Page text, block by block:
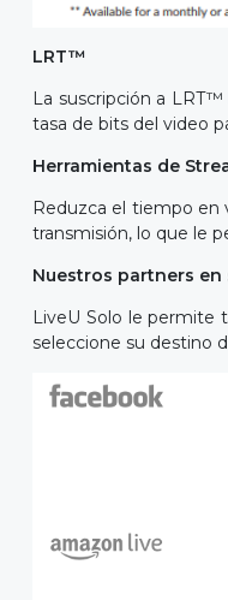
LRT™
La suscripción a
tasa de bits del video
Herramientas de
Reduzca el tiempo en
transmisión, lo que le
Nuestros partners en
LiveU Solo le permite
seleccione su destino